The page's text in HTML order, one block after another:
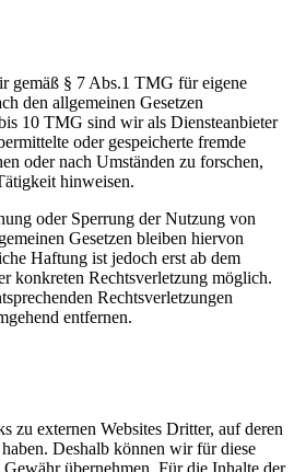
gemäß § 7 Abs.1 TMG für eigene
den allgemeinen Gesetzen
10 TMG sind wir als Diensteanbieter
oder gespeicherte fremde
oder nach Umständen zu forschen,
hinweisen.
oder Sperrung der Nutzung von
Gesetzen bleiben hiervon
Haftung ist jedoch erst ab dem
konkreten Rechtsverletzung möglich.
Rechtsverletzungen
entfernen.
zu externen Websites Dritter, auf deren
Deshalb können wir für diese